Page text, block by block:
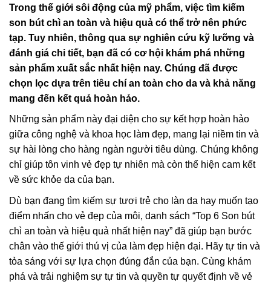
Trong thế giới sôi động của mỹ phẩm, việc tìm kiếm
son bút chì an toàn và hiệu quả có thể trở nên phức
tạp. Tuy nhiên, thông qua sự nghiên cứu kỹ lưỡng và
đánh giá chi tiết, bạn đã có cơ hội khám phá những
sản phẩm xuất sắc nhất hiện nay. Chúng đã được
chọn lọc dựa trên tiêu chí an toàn cho da và khả năng
mang đến kết quả hoàn hảo.
Những sản phẩm này đại diện cho sự kết hợp hoàn hảo
giữa công nghệ và khoa học làm đẹp, mang lại niềm tin và
sự hài lòng cho hàng ngàn người tiêu dùng. Chúng không
chỉ giúp tôn vinh vẻ đẹp tự nhiên mà còn thể hiện cam kết
về sức khỏe da của bạn.
Dù bạn đang tìm kiếm sự tươi trẻ cho làn da hay muốn tạo
điểm nhấn cho vẻ đẹp của môi, danh sách “Top 6 Son bút
chì an toàn và hiệu quả nhất hiện nay” đã giúp bạn bước
chân vào thế giới thú vị của làm đẹp hiện đại. Hãy tự tin và
tỏa sáng với sự lựa chọn đúng đắn của bạn. Cùng khám
phá và trải nghiệm sự tự tin và quyền tự quyết định về vẻ